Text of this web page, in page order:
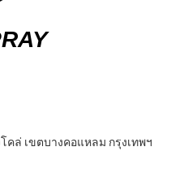
ล่ เขตบางคอแหลม กรุงเทพฯ